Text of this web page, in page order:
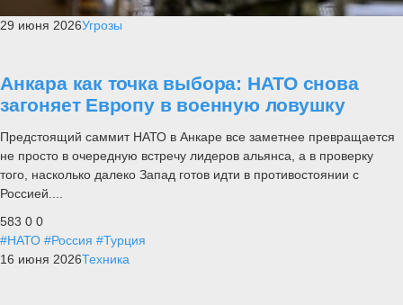
29 июня 2026Угрозы
Анкара как точка выбора: НАТО снова
загоняет Европу в военную ловушку
Предстоящий саммит НАТО в Анкаре все заметнее превращается
не просто в очередную встречу лидеров альянса, а в проверку
того, насколько далеко Запад готов идти в противостоянии с
Россией....
583 0 0
#НАТО #Россия #Турция
16 июня 2026Техника